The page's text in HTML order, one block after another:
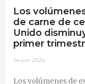
Los
de carne de
Unido
primer
14-jun-2024
Los volúmenes de